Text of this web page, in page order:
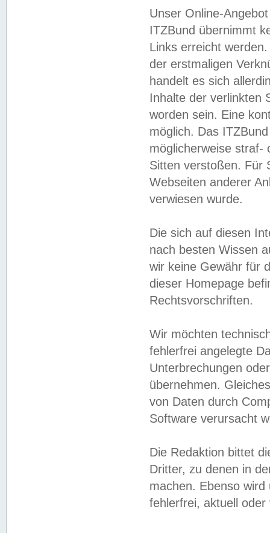
Unser Online-
ITZBund übernimmt
Links erreicht
der erstmaligen
handelt es sich
Inhalte der verlinkten
worden sein. Eine
möglich. Das
möglicherweise straf-
Sitten verstoßen. Für
Webseiten anderer
verwiesen wurde.
Die sich auf diesen
nach besten Wissen
wir keine Gewähr für
dieser Homepage
Rechtsvorschriften.
Wir möchten
fehlerfrei angelegte
Unterbrechungen
übernehmen.
von Daten durch
Software verursacht
Die Redaktion bittet
Dritter, zu denen in
machen. Ebenso
fehlerfrei, aktuell oder